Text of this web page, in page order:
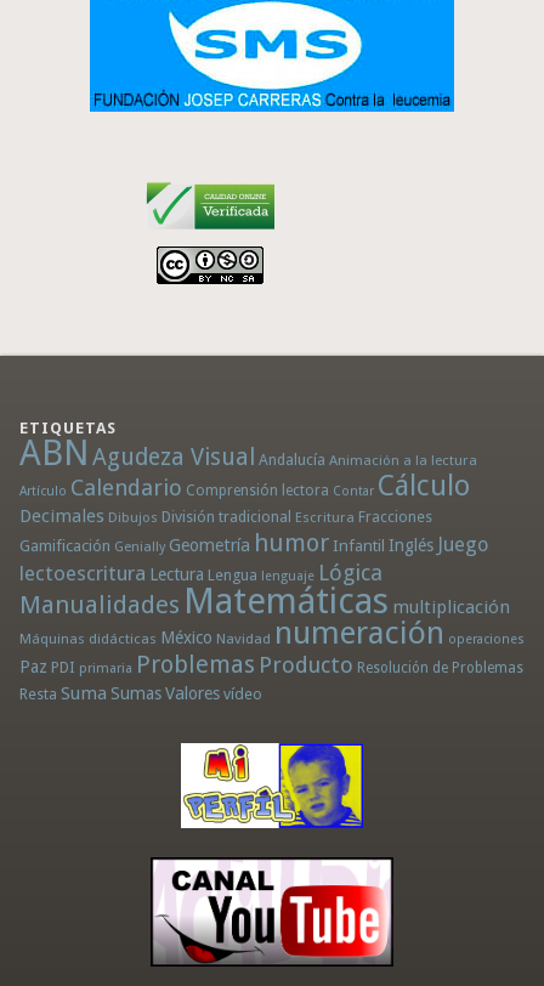
ETIQUETAS
ABN Agudeza Visual Andalucía Animación a la lectura
Artículo Calendario Comprensión lectora Contar Cálculo
Decimales Dibujos División tradicional Escritura Fracciones
Gamificación Genially Geometría humor Infantil Inglés Juego
lectoescritura Lectura Lengua lenguaje Lógica
Manualidades Matemáticas multiplicación
Máquinas didácticas México Navidad numeración operaciones
Paz PDI primaria Problemas Producto Resolución de Problemas
Resta Suma Sumas Valores vídeo